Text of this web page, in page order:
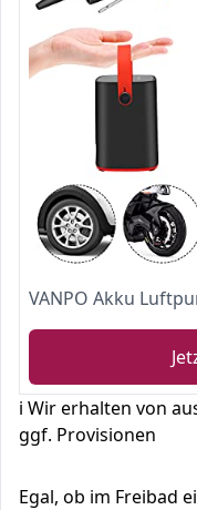
ℹ️ Wir erhalten von
ggf. Provisionen
Egal, ob im Freibad